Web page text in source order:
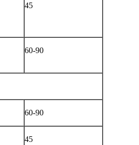
45
60-90
60-90
45